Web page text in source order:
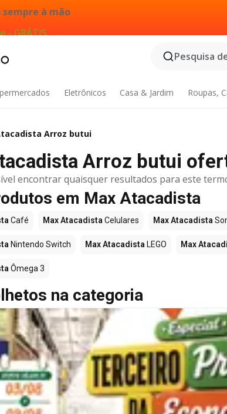
à mão
- GRÁTIS
Pesquisa
Eletrônicos Casa & Jardim Roupas,
Arroz butui
Arroz butui
encontrar quaisquer resultados para este
em Max Atacadista
Café Max Atacadista Celulares Max Atacadista
Nintendo Switch Max Atacadista LEGO Max
Ômega 3
na categoria